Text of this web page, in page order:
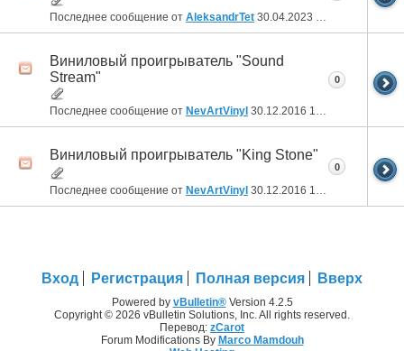
Последнее сообщение от AleksandrTet 30.04.2023 20:38
Виниловый проигрыватель "Sound
Stream"
Последнее сообщение от NevArtVinyl 30.12.2016 14:09
0
Виниловый проигрыватель "King Stone"
Последнее сообщение от NevArtVinyl 30.12.2016 14:04
0
Вход Регистрация Полная версия Вверх
Powered by vBulletin®Version 4.2.5
Copyright © 2026 vBulletin Solutions, Inc. All rights reserved.
Перевод: zCarot
Forum Modifications By Marco Mamdouh